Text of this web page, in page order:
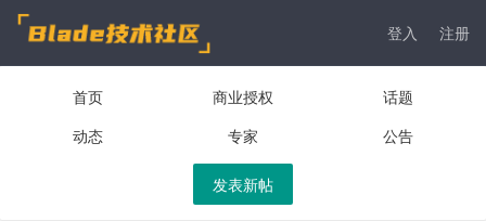
登入 注册
首页 商业授权
话题
动态
专家 公告
发表新帖